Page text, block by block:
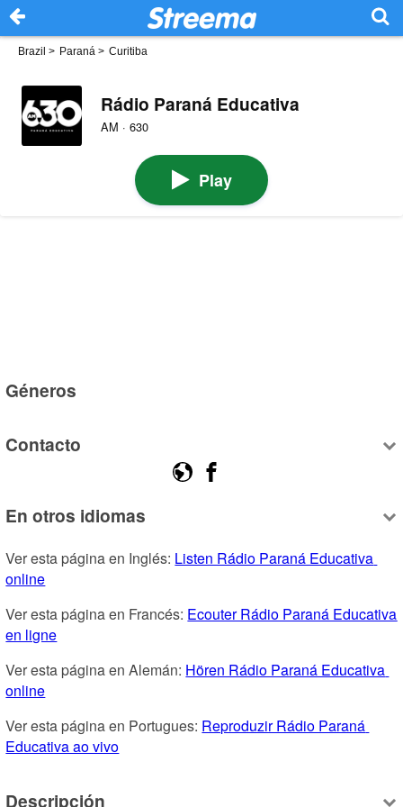
Brazil > Paraná > Curitiba
Rádio Paraná Educativa
AM · 630
Play
Géneros
Contacto
En otros idiomas
Ver esta página en Inglés: Listen Rádio Paraná Educativa
online
Ver esta página en Francés: Ecouter Rádio Paraná Educativa
en ligne
Ver esta página en Alemán: Hören Rádio Paraná Educativa
online
Ver esta página en Portugues: Reproduzir Rádio Paraná
Educativa ao vivo
Descripción